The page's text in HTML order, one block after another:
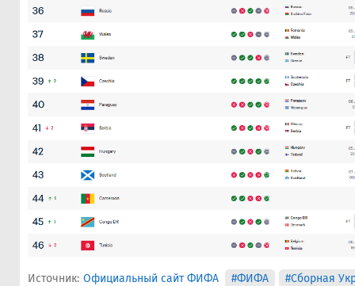
Источник: Официальный сайт ФИФА #ФИФА #Сборная